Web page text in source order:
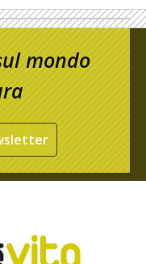
mondo